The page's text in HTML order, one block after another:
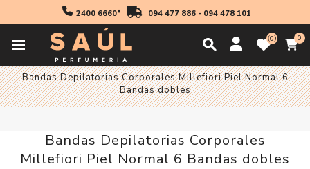
2400 6660* 094 477 886- 094 478 101
0 0
Inicio
Bandas Depilatorias Corporales Millefiori Piel Normal 6
Bandas dobles
Bandas Depilatorias Corporales
Millefiori Piel Normal 6 Bandas dobles